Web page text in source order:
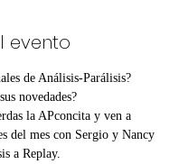
evento
de Análisis-Parálisis?
novedades?
la APconcita y ven a
del mes con Sergio y Nancy
a Replay.